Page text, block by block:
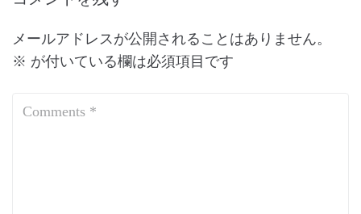
メールアドレスが公開されることはありません。
※ が付いている欄は必須項目です